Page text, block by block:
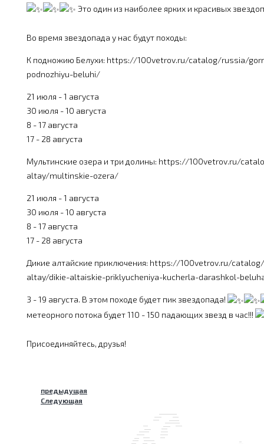
Это один из наиболее ярких и красивых
Во время звездопада у нас будут походы:
К подножию Белухи: https://100vetrov.ru/catalog/russia/
podnozhiyu-beluhi/
21 июля - 1 августа
30 июля - 10 августа
8 - 17 августа
17 - 28 августа
Мультинские озера и три долины: https://100vetrov.ru/
altay/multinskie-ozera/
21 июля - 1 августа
30 июля - 10 августа
8 - 17 августа
17 - 28 августа
Дикие алтайские приключения: https://100vetrov.ru/
altay/dikie-altaiskie-priklyucheniya-kucherla-darashkol-
3 - 19 августа. В этом походе будет пик звездопада!
метеорного потока будет 110 - 150 падающих звезд в час!!!
Присоединяйтесь, друзья!
предыдущая
Следующая